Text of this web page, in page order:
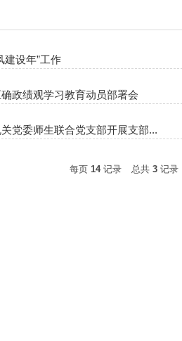
建设年”工作
政绩观学习教育动员部署会
党委师生联合党支部开展支部...
每页 14记录 总共 3 记录